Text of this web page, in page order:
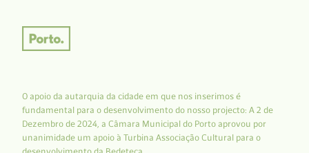
O apoio da autarquia da cidade em que nos inserimos é
fundamental para o desenvolvimento do nosso projecto: A 2 de
Dezembro de 2024, a Câmara Municipal do Porto aprovou por
unanimidade um apoio à Turbina Associação Cultural para o